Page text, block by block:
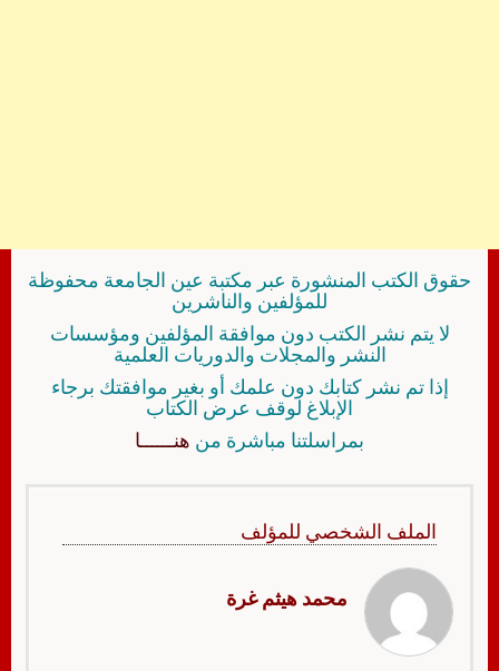
حقوق الكتب المنشورة عبر مكتبة عين الجامعة محفوظة
للمؤلفين والناشرين
لا يتم نشر الكتب دون موافقة المؤلفين ومؤسسات
النشر والمجلات والدوريات العلمية
إذا تم نشر كتابك دون علمك أو بغير موافقتك برجاء
الإبلاغ لوقف عرض الكتاب
بمراسلتنا مباشرة من هنــــــا
الملف الشخصي للمؤلف
محمد هيثم غرة